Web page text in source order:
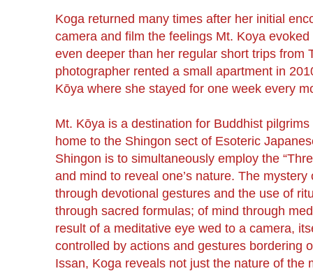
Koga returned many times after her initial
camera and film the feelings Mt. Koya
even deeper than her regular short trips from
photographer rented a small apartment in
Kōya where she stayed for one week every
Mt. Kōya is a destination for Buddhist
home to the Shingon sect of Esoteric
Shingon is to simultaneously employ the
and mind to reveal one’s nature. The
through devotional gestures and the use of
through sacred formulas; of mind through
result of a meditative eye wed to a camera,
controlled by actions and gestures bordering
Issan, Koga reveals not just the nature of the